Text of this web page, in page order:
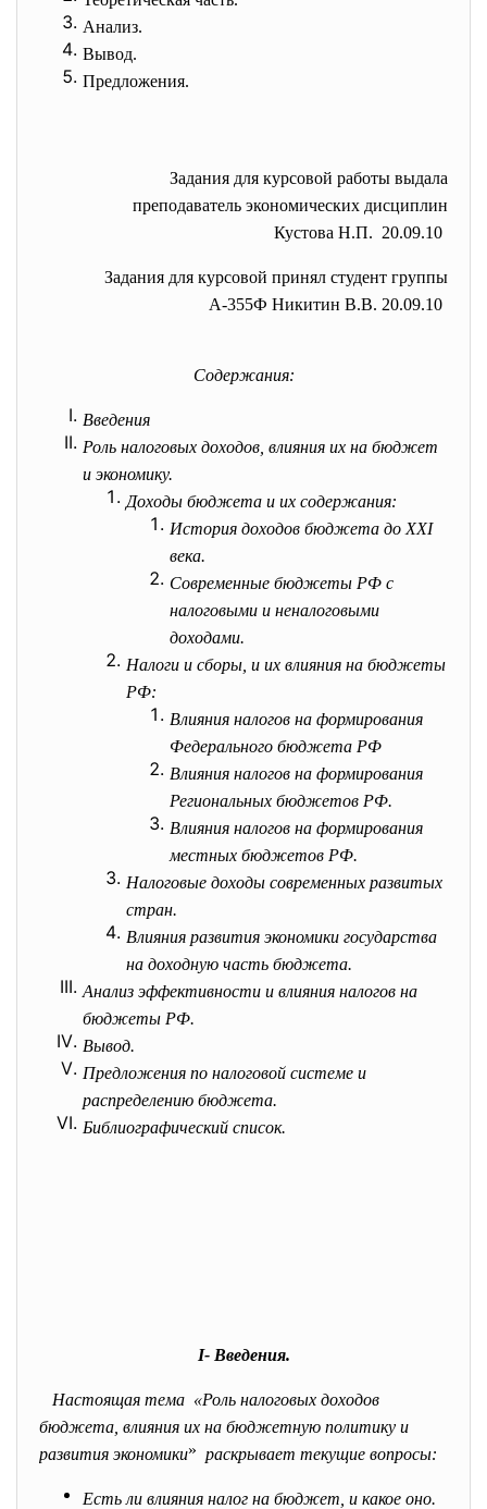
Анализ.
Вывод.
Предложения.
Задания для курсовой работы выдала
преподаватель экономических дисциплин
Кустова Н.П. 20.09.10
Задания для курсовой принял студент группы
А-355Ф Никитин В.В. 20.09.10
Содержания:
Введения
Роль налоговых доходов, влияния их на бюджет
и экономику.
Доходы бюджета и их содержания:
История доходов бюджета до XXI
века.
Современные бюджеты РФ с
налоговыми и неналоговыми
доходами.
Налоги и сборы, и их влияния на бюджеты
РФ:
Влияния налогов на формирования
Федерального бюджета РФ
Влияния налогов на формирования
Региональных бюджетов РФ.
Влияния налогов на формирования
местных бюджетов РФ.
Налоговые доходы современных развитых
стран.
Влияния развития экономики государства
на доходную часть бюджета.
Анализ эффективности и влияния налогов на
бюджеты РФ.
Вывод.
Предложения по налоговой системе и
распределению бюджета.
Библиографический список.
I- Введения.
Настоящая тема «Роль налоговых доходов
бюджета, влияния их на бюджетную политику и
развития экономики» раскрывает текущие вопросы:
Есть ли влияния налог на бюджет, и какое оно.